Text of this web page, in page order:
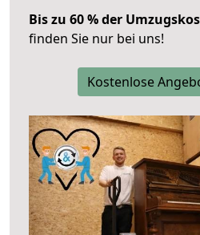
Bis zu 60 % der
finden Sie nur bei uns!
Kostenlose